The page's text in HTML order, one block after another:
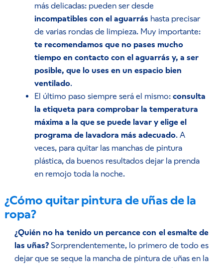
más delicadas: pueden ser desde
incompatibles con el aguarrás hasta precisar
de varias rondas de limpieza. Muy importante:
te recomendamos que no pases mucho
tiempo en contacto con el aguarrás y, a ser
posible, que lo uses en un espacio bien
ventilado.
El último paso siempre será el mismo: consulta
la etiqueta para comprobar la temperatura
máxima a la que se puede lavar y elige el
programa de lavadora más adecuado. A
veces, para quitar las manchas de pintura
plástica, da buenos resultados dejar la prenda
en remojo toda la noche.
¿Cómo quitar pintura de uñas de la
ropa?
¿Quién no ha tenido un percance con el esmalte de
las uñas?Sorprendentemente, lo primero de todo es
dejar que se seque la mancha de pintura de uñas en la